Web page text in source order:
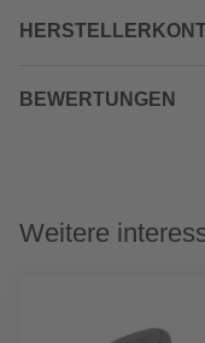
BEWERTUNGEN
Weitere